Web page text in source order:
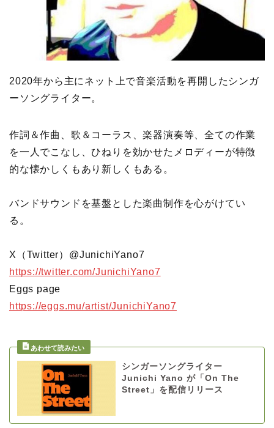
2020年から主にネット上で音楽活動を再開したシンガ
ーソングライター。
作詞＆作曲、歌＆コーラス、楽器演奏等、全ての作業
を一人でこなし、ひねりを効かせたメロディーが特徴
的な懐かしくもあり新しくもある。
バンドサウンドを基盤とした楽曲制作を心がけてい
る。
X（Twitter）@JunichiYano7
https://twitter.com/JunichiYano7
Eggs page
https://eggs.mu/artist/JunichiYano7
シンガーソングライター
Junichi Yano が「On The
Street」を配信リリース